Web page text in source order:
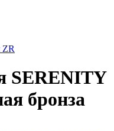
ZR
SERENITY
бронза